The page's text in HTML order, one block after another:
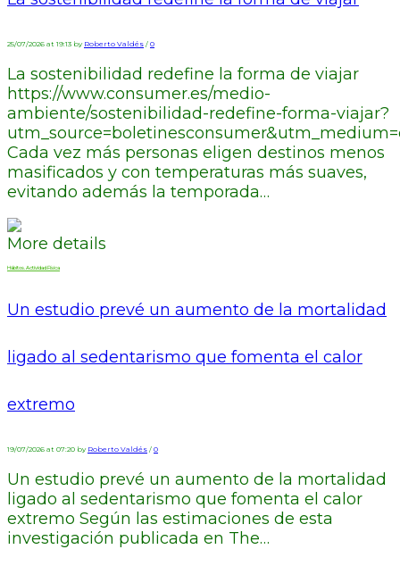
25/07/2026 at 19:13 by Roberto Valdés / 0
La sostenibilidad redefine la forma de viajar
https://www.consumer.es/medio-
ambiente/sostenibilidad-redefine-forma-viajar?
Cada vez más personas eligen destinos menos
masificados y con temperaturas más suaves,
evitando además la temporada…
More details
Hábitos. Actividad Física
Un estudio prevé un aumento de la mortalidad
ligado al sedentarismo que fomenta el calor
extremo
19/07/2026 at 07:20 by Roberto Valdés / 0
Un estudio prevé un aumento de la mortalidad
ligado al sedentarismo que fomenta el calor
extremo Según las estimaciones de esta
investigación publicada en The…